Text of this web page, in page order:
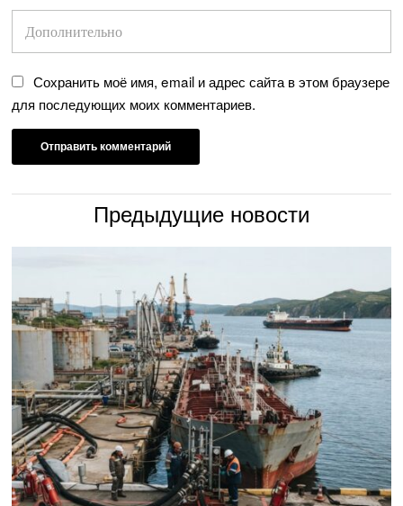
Сохранить моё имя, email и адрес сайта в этом браузере
для последующих моих комментариев.
Предыдущие новости